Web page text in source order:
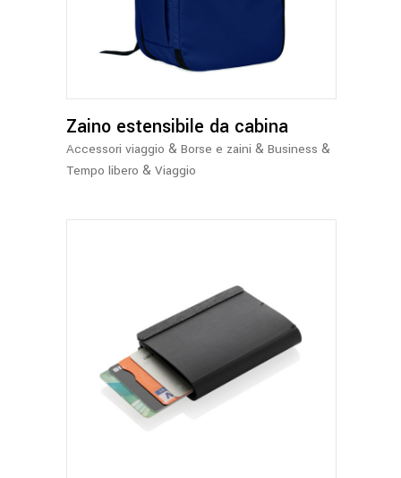
opzioni
possono
essere
Zaino estensibile da cabina
Accessori viaggio & Borse e zaini & Business &
Tempo libero & Viaggio